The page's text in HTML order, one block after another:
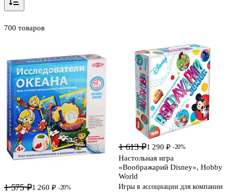
700 товаров
1 575 ₽1 260 ₽ -20%
1 613 ₽1 290 ₽ -20%
Настольная игра
«Воображарий Disney», Hobby
World
Игры в ассоциации для компании